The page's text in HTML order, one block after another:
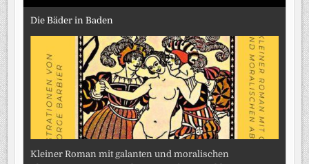
Die Bäder in Baden
Kleiner Roman mit galanten und moralischen